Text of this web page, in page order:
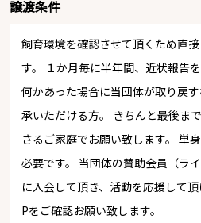
譲渡条件
飼育環境を確認させて頂くため直
す。 １か月毎に半年間、近状報告
何かあった場合に当団体が取り戻
承いただける方。 きちんと最後ま
さるご家庭でお願い致します。 単
必要です。 当団体の賛助会員（ラ
に入会して頂き、活動を応援して
Pをご確認お願い致します。